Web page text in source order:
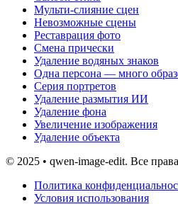
Мульти-слияние сцен
Невозможные сцены
Реставрация фото
Смена прически
Удаление водяных знаков
Одна персона — много
Серия портретов
Удаление размытия ИИ
Удаление фона
Увеличение изображения
Удаление объекта
© 2025 • qwen-image-edit. Все
Политика
Условия использования